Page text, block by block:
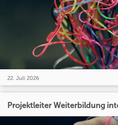
22. Juli 2026
Projektleiter Weiterbildung